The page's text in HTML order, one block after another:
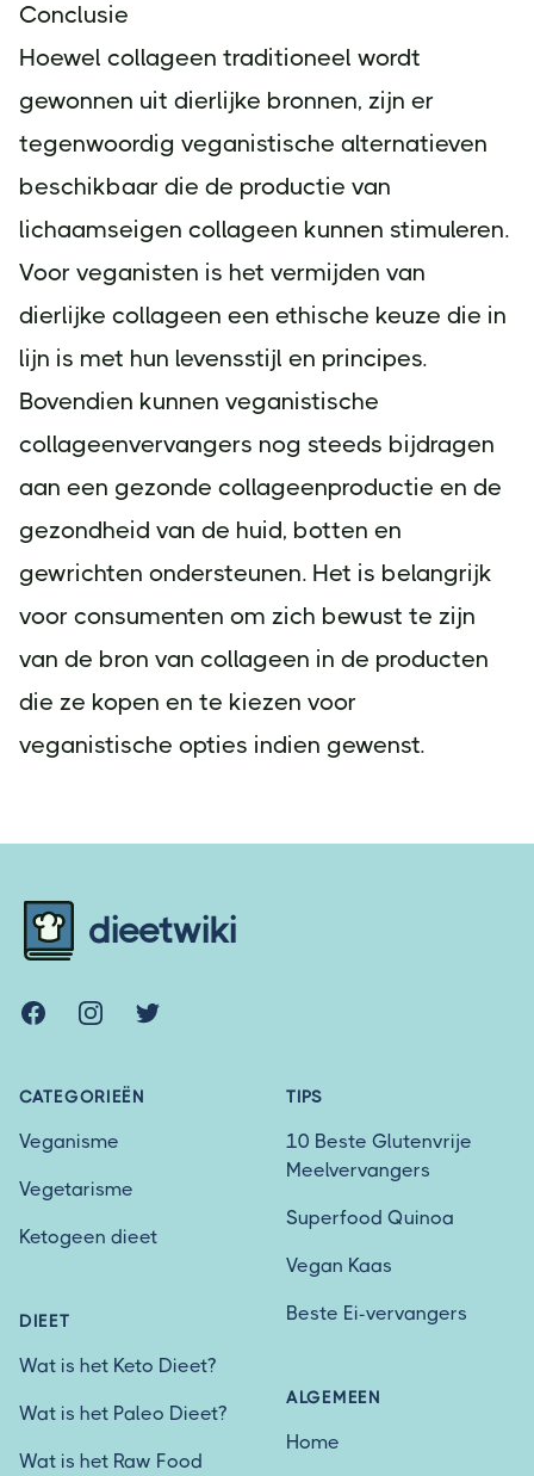
Conclusie
Hoewel collageen traditioneel wordt
gewonnen uit dierlijke bronnen, zijn er
tegenwoordig veganistische alternatieven
beschikbaar die de productie van
lichaamseigen collageen kunnen stimuleren.
Voor veganisten is het vermijden van
dierlijke collageen een ethische keuze die in
lijn is met hun levensstijl en principes.
Bovendien kunnen veganistische
collageenvervangers nog steeds bijdragen
aan een gezonde collageenproductie en de
gezondheid van de huid, botten en
gewrichten ondersteunen. Het is belangrijk
voor consumenten om zich bewust te zijn
van de bron van collageen in de producten
die ze kopen en te kiezen voor
veganistische opties indien gewenst.
dieetwiki
FacebookInstagramTwitter
CATEGORIEËN
Veganisme
Vegetarisme
Ketogeen dieet
DIEET
Wat is het Keto Dieet?
Wat is het Paleo Dieet?
Wat is het Raw Food
TIPS
10 Beste Glutenvrije
Meelvervangers
Superfood Quinoa
Vegan Kaas
Beste Ei-vervangers
ALGEMEEN
Home